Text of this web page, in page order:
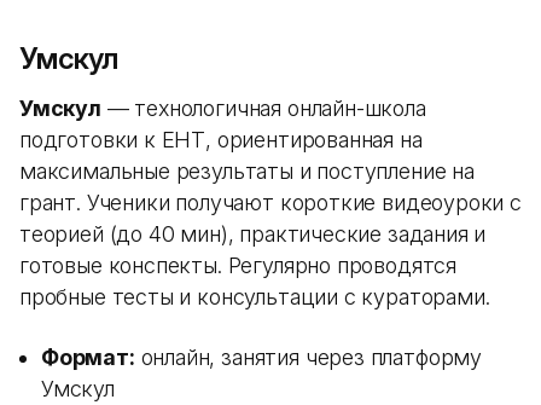
Умскул
Умскул — технологичная онлайн-школа
подготовки к ЕНТ, ориентированная на
максимальные результаты и поступление на
грант. Ученики получают короткие видеоуроки с
теорией (до 40 мин), практические задания и
готовые конспекты. Регулярно проводятся
пробные тесты и консультации с кураторами.
Формат: онлайн, занятия через платформу
Умскул